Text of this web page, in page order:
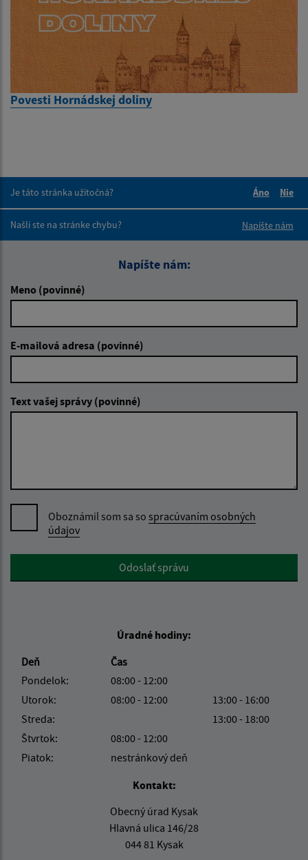
Povesti Hornádskej doliny
Je táto stránka užitočná?
Áno
Nie
Našli ste na stránke chybu?
Napíšte nám
Napíšte nám:
Meno (povinné)
E-mailová adresa (povinné)
Text vašej správy (povinné)
Oboznámil som sa so spracúvaním osobných
údajov
Google reCaptcha ResponseOdoslať správu
Úradné hodiny:
Deň
Čas
Pondelok:
08:00 - 12:00
Utorok:
08:00 - 12:00
13:00 - 16:00
Streda:
13:00 - 18:00
Štvrtok:
08:00 - 12:00
Piatok:
nestránkový deň
Kontakt:
Obecný úrad Kysak
Hlavná ulica 146/28
044 81 Kysak